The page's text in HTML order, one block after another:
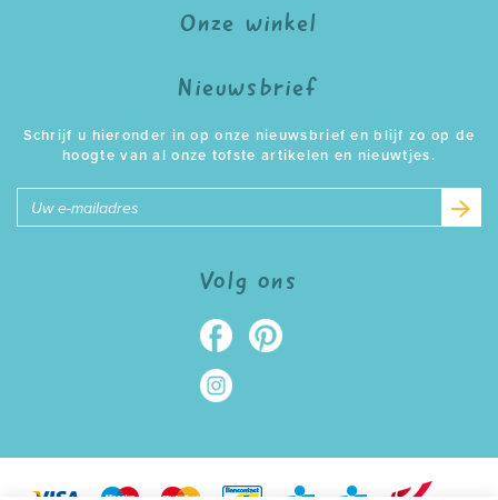
Onze winkel
Nieuwsbrief
Schrijf u hieronder in op onze nieuwsbrief en blijf zo op de
hoogte van al onze tofste artikelen en nieuwtjes.
Volg ons